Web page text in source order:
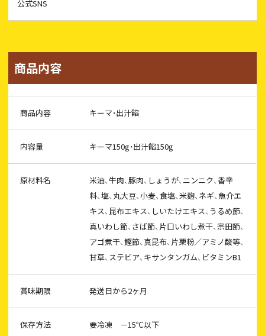
公式SNS
商品内容
商品内容 キーマ・出汁餡
内容量 キーマ150g・出汁餡150g
原材料名
米油、牛肉、豚肉、しょうが、ニンニク、香辛
料、塩、丸大豆、小麦、食塩、米麹、ネギ、魚介エ
キス、昆布エキス、しいたけエキス、うるめ節、
真いわし節、さば節、片口いわし煮干、宗田節、
アゴ煮干、鰹節、真昆布、片栗粉／アミノ酸等、
甘草、ステビア、キサンタンガム、ビタミンB1
賞味期限 発送日から2ヶ月
保存方法 要冷凍 －15℃以下